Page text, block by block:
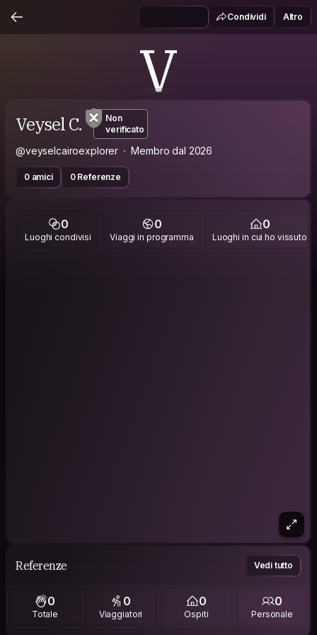
Condividi Altro
V
Veysel C.
Non
verificato
@veyselcairoexplorer Membro dal 2026
0 amici 0 Referenze
0
Luoghi condivisi
0
Viaggi in programma
0
Luoghi in cui ho vissuto
Referenze Vedi tutto
0
Totale
0
Viaggiatori
0
Ospiti
0
Personale